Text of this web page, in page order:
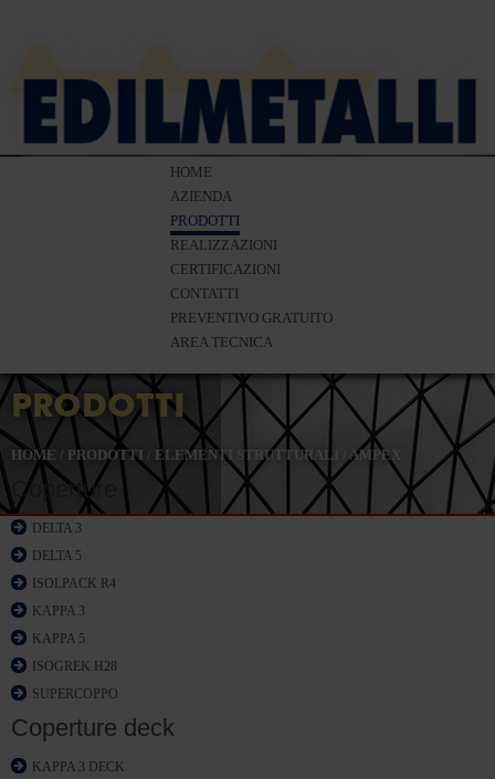
HOME
AZIENDA
PRODOTTI
REALIZZAZIONI
CERTIFICAZIONI
CONTATTI
PREVENTIVO GRATUITO
AREA TECNICA
PRODOTTI
HOME / PRODOTTI / ELEMENTI STRUTTURALI AMPEX
Coperture
DELTA 3
DELTA 5
ISOLPACK R4
KAPPA 3
KAPPA 5
ISOGREK H28
SUPERCOPPO
Coperture deck
KAPPA 3 DECK